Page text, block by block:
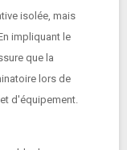
isolée, mais
impliquant le
que la
lors de
d'équipement.